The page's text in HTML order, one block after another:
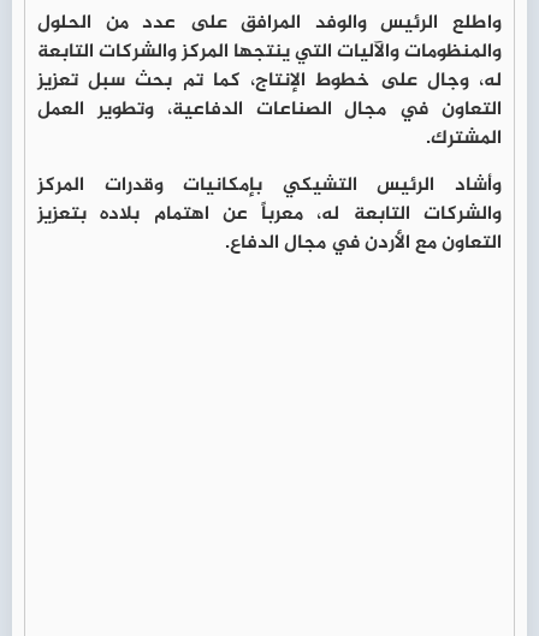
واطلع الرئيس والوفد المرافق على عدد من الحلول
والمنظومات والآليات التي ينتجها المركز والشركات التابعة
له، وجال على خطوط الإنتاج، كما تم بحث سبل تعزيز
التعاون في مجال الصناعات الدفاعية، وتطوير العمل
المشترك.
وأشاد الرئيس التشيكي بإمكانيات وقدرات المركز
والشركات التابعة له، معرباً عن اهتمام بلاده بتعزيز
التعاون مع الأردن في مجال الدفاع.